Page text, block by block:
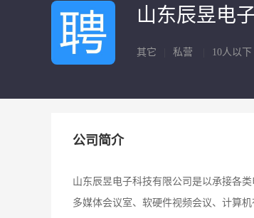
山东辰昱电
其它 私营 10人以下
公司简介
山东辰昱电子科技有限公司是以承接各
多媒体会议室、软硬件视频会议、计算